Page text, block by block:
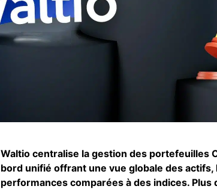
Waltio centralise la gestion des portefeuilles
bord unifié offrant une vue globale des
performances comparées à des indices.